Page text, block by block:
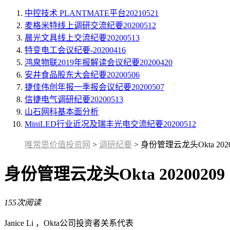
中控技术 PLANTMATE平台20210521
麦格米特线上调研交流纪要20200512
晨光文具线上交流纪要20200513
特变电工会议纪要-20200416
鸿泉物联2019年报解读会议纪要20200420
安井食品股东大会纪要20200506
捷佳伟创年报一季报会议纪要20200507
信捷电气调研纪要20200513
山石网科基本面分析
MiniLED行业近况及瑞丰光电交流纪要20200512
唯常思价值投资网 > 调研纪要 > 身份管理云龙头Okta
身份管理云龙头Okta 20200209
155次阅读
Janice Li ，Okta公司投资者关系代表